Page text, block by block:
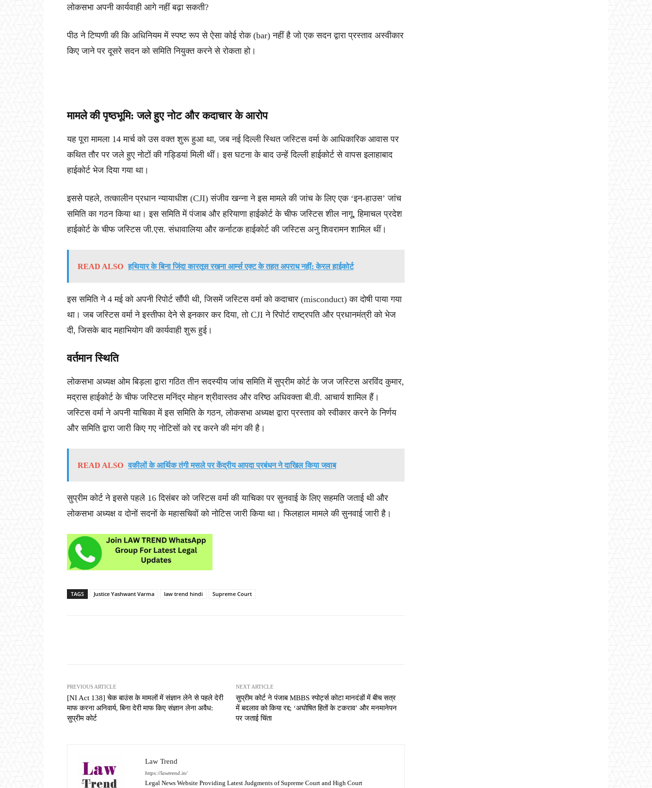
लोकसभा अपनी कार्यवाही आगे नहीं बढ़ा सकती?
पीठ ने टिप्पणी की कि अधिनियम में स्पष्ट रूप से ऐसा कोई रोक (bar) नहीं है जो एक सदन द्वारा प्रस्ताव अस्वीकार
किए जाने पर दूसरे सदन को समिति नियुक्त करने से रोकता हो।
मामले की पृष्ठभूमि: जले हुए नोट और कदाचार के आरोप
यह पूरा मामला 14 मार्च को उस वक्त शुरू हुआ था, जब नई दिल्ली स्थित जस्टिस वर्मा के आधिकारिक आवास पर
कथित तौर पर जले हुए नोटों की गड्डियां मिली थीं। इस घटना के बाद उन्हें दिल्ली हाईकोर्ट से वापस इलाहाबाद
हाईकोर्ट भेज दिया गया था।
इससे पहले, तत्कालीन प्रधान न्यायाधीश (CJI) संजीव खन्ना ने इस मामले की जांच के लिए एक ‘इन-हाउस’ जांच
समिति का गठन किया था। इस समिति में पंजाब और हरियाणा हाईकोर्ट के चीफ जस्टिस शील नागू, हिमाचल प्रदेश
हाईकोर्ट के चीफ जस्टिस जी.एस. संधावालिया और कर्नाटक हाईकोर्ट की जस्टिस अनु शिवरामन शामिल थीं।
READ ALSO हथियार के बिना जिंदा कारतूस रखना आर्म्स एक्ट के तहत अपराध नहीं: केरल हाईकोर्ट
इस समिति ने 4 मई को अपनी रिपोर्ट सौंपी थी, जिसमें जस्टिस वर्मा को कदाचार (misconduct) का दोषी पाया गया
था। जब जस्टिस वर्मा ने इस्तीफा देने से इनकार कर दिया, तो CJI ने रिपोर्ट राष्ट्रपति और प्रधानमंत्री को भेज
दी, जिसके बाद महाभियोग की कार्यवाही शुरू हुई।
वर्तमान स्थिति
लोकसभा अध्यक्ष ओम बिड़ला द्वारा गठित तीन सदस्यीय जांच समिति में सुप्रीम कोर्ट के जज जस्टिस अरविंद कुमार,
मद्रास हाईकोर्ट के चीफ जस्टिस मनिंद्र मोहन श्रीवास्तव और वरिष्ठ अधिवक्ता बी.वी. आचार्य शामिल हैं।
जस्टिस वर्मा ने अपनी याचिका में इस समिति के गठन, लोकसभा अध्यक्ष द्वारा प्रस्ताव को स्वीकार करने के निर्णय
और समिति द्वारा जारी किए गए नोटिसों को रद्द करने की मांग की है।
READ ALSO वकीलों के आर्थिक तंगी मसले पर केंद्रीय आपदा प्रबंधन ने दाखिल किया जवाब
सुप्रीम कोर्ट ने इससे पहले 16 दिसंबर को जस्टिस वर्मा की याचिका पर सुनवाई के लिए सहमति जताई थी और
लोकसभा अध्यक्ष व दोनों सदनों के महासचिवों को नोटिस जारी किया था। फिलहाल मामले की सुनवाई जारी है।
TAGS Justice Yashwant Varma law trend hindi Supreme Court
PREVIOUS ARTICLE
[NI Act 138] चेक बाउंस के मामलों में संज्ञान लेने से पहले देरी
माफ करना अनिवार्य, बिना देरी माफ किए संज्ञान लेना अवैध:
सुप्रीम कोर्ट
NEXT ARTICLE
सुप्रीम कोर्ट ने पंजाब MBBS स्पोर्ट्स कोटा मानदंडों में बीच सत्र
में बदलाव को किया रद्द; ‘अघोषित हितों के टकराव’ और मनमानेपन
पर जताई चिंता
Law Trend
https://lawtrend.in/
Legal News Website Providing Latest Judgments of Supreme Court and High Court